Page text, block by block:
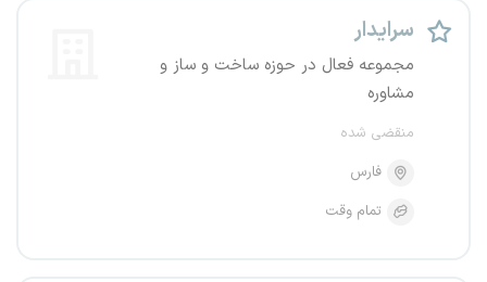
سرایدار
مجموعه فعال در حوزه ساخت و ساز و
مشاوره
منقضی شده
فارس
تمام وقت